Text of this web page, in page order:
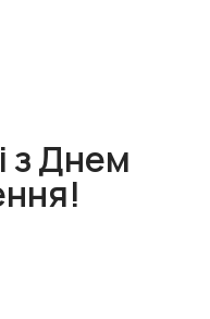
з Днем